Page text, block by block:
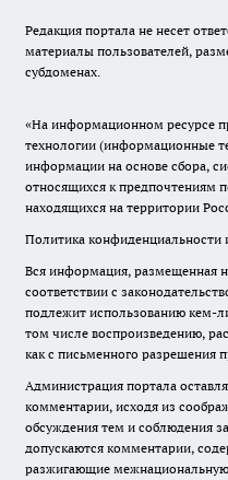
Редакция портала не несет
материалы пользователей,
субдоменах.
«На информационном ресурсе
технологии (информационные
информации на основе сбора,
относящихся к предпочтениям
находящихся на территории
Политика конфиденциальности
Вся информация, размещенная
соответствии с
подлежит использованию кем-
том числе воспроизведению,
как с письменного разрешения
Администрация портала
комментарии, исходя из
обсуждения тем и соблюдения
допускаются комментарии,
разжигающие